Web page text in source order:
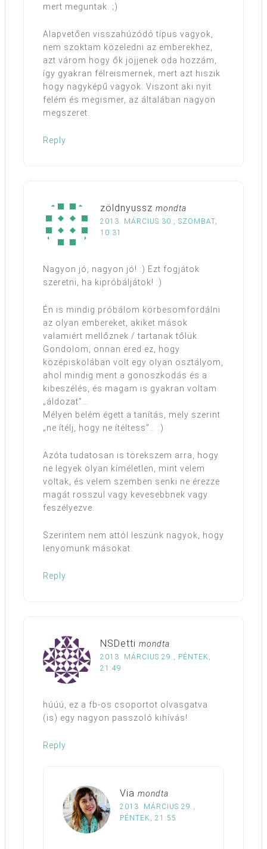
mert meguntak. ;)
Alapvetően visszahúzódó típus vagyok,
nem szoktam közeledni az emberekhez,
azt várom hogy ők jöjjenek oda hozzám,
így gyakran félreismernek, mert azt hiszik
hogy nagyképű vagyok. Viszont aki nyit
felém és megismer, az általában nagyon
megszeret.
Reply
zöldnyussz mondta
2013. MÁRCIUS 30., SZOMBAT,
10:31
Nagyon jó, nagyon jó! :) Ezt fogjátok
szeretni, ha kipróbáljátok! :)
Én is mindig próbálom körbesomfordálni
az olyan embereket, akiket mások
valamiért mellőznek / tartanak tőlük.
Gondolom, onnan ered ez, hogy
középiskolában volt egy olyan osztályom,
ahol mindig ment a gonoszkodás és a
kibeszélés, és magam is gyakran voltam
„áldozat”…
Mélyen belém égett a tanítás, mely szerint
„ne ítélj, hogy ne ítéltess”… :)
Azóta tudatosan is törekszem arra, hogy
ne legyek olyan kíméletlen, mint velem
voltak, és velem szemben senki ne érezze
magát rosszul vagy kevesebbnek vagy
feszélyezve.
Szerintem nem attól leszünk nagyok, hogy
lenyomunk másokat.
Reply
NSDetti mondta
2013. MÁRCIUS 29., PÉNTEK,
21:49
húúú, ez a fb-os csoportot olvasgatva
(is) egy nagyon passzoló kihívás!
Reply
Via mondta
2013. MÁRCIUS 29.,
PÉNTEK, 21:55